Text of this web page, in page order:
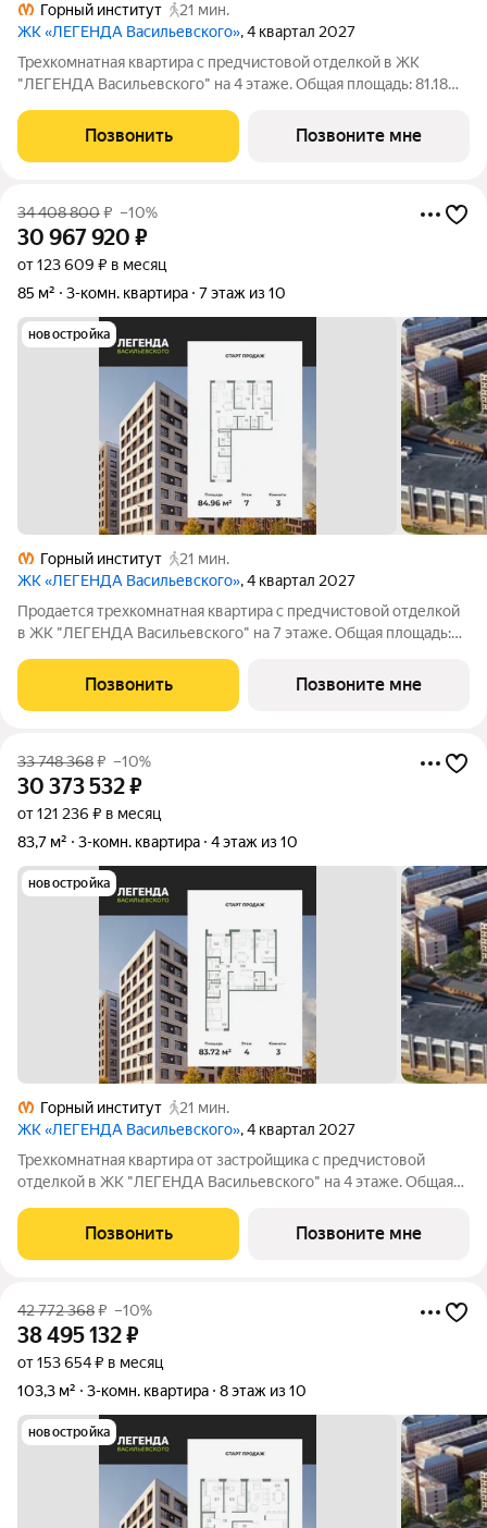
Горный институт
21 мин.
ЖК «ЛЕГЕНДА Васильевского», 4 квартал 2027
Трехкомнатная квартира с предчистовой отделкой в ЖК
"ЛЕГЕНДА Васильевского" на 4 этаже. Общая площадь: 81.18
21.59 кв.м. Угловая квартира, идеально подойдет любителям
тишины и панорамных
Позвонить Позвоните мне
34 408 800₽ –10%
30 967 920 ₽
от 123 609 ₽ в месяц
85 м²
3-комн. квартира 7 этаж из 10
новостройка
Горный институт
21 мин.
ЖК «ЛЕГЕНДА Васильевского», 4 квартал 2027
Продается трехкомнатная квартира с предчистовой отделкой
в ЖК "ЛЕГЕНДА Васильевского" на 7 этаже. Общая площадь:
столовой: 25.8 кв.м. Квартира - распашонка, без проходных
комнат, окна выходят
Позвонить Позвоните мне
33 748 368₽ –10%
30 373 532₽
от 121 236 ₽ в месяц
83,7 м²
3-комн. квартира 4 этаж из 10
новостройка
Горный институт
21 мин.
ЖК «ЛЕГЕНДА Васильевского», 4 квартал 2027
Трехкомнатная квартира от застройщика с предчистовой
отделкой в ЖК "ЛЕГЕНДА Васильевского" на 4 этаже. Общая
кухни-столовой: 25.68 кв.м. Квартира - распашонка, без
проходных комнат, окна
Позвонить Позвоните мне
42 772 368₽ –10%
38 495 132₽
от 153 654 ₽ в месяц
103,3 м²
3-комн. квартира 8 этаж из 10
новостройка